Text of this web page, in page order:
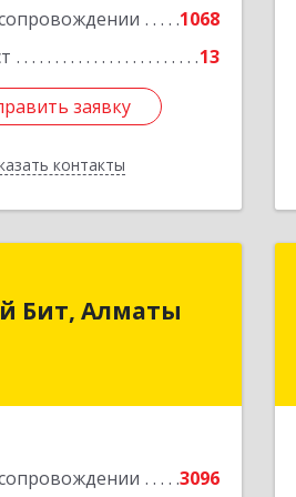
1068
13
заявку
контакты
заявку
Назад
Бит, Алматы
3096
Казахстан, Алматы,ул.
Подробнее